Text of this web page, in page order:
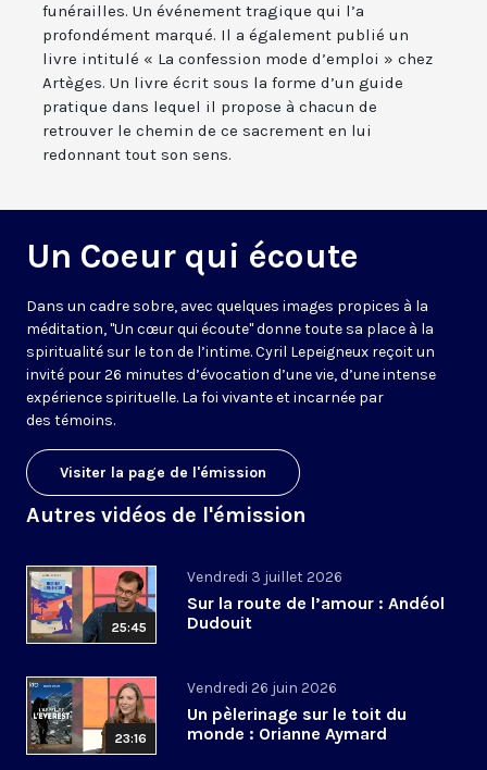
funérailles. Un événement tragique qui l’a
profondément marqué. Il a également publié un
livre intitulé « La confession mode d’emploi » chez
Artèges. Un livre écrit sous la forme d’un guide
pratique dans lequel il propose à chacun de
retrouver le chemin de ce sacrement en lui
redonnant tout son sens.
Un Coeur qui écoute
Dans un cadre sobre, avec quelques images propices à la
méditation, "Un cœur qui écoute" donne toute sa place à la
spiritualité sur le ton de l’intime. Cyril Lepeigneux reçoit un
invité pour 26 minutes d’évocation d’une vie, d’une intense
expérience spirituelle. La foi vivante et incarnée par
des témoins.
Visiter la page de l'émission
Autres vidéos de l'émission
25:45
Vendredi 3 juillet 2026
Sur la route de l’amour : Andéol
Dudouit
23:16
Vendredi 26 juin 2026
Un pèlerinage sur le toit du
monde : Orianne Aymard